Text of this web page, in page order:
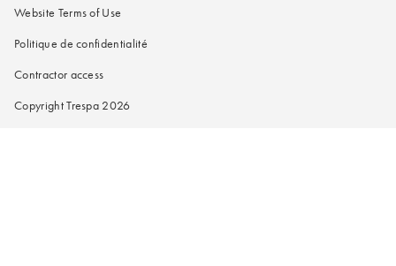
Website Terms of Use
Politique de confidentialité
Contractor access
Copyright Trespa 2026